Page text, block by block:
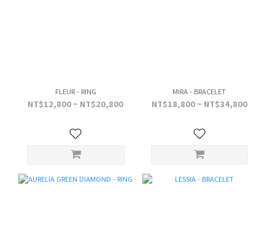
FLEUR - RING
NT$12,800 ~ NT$20,800
MIRA - BRACELET
NT$18,800 ~ NT$34,800